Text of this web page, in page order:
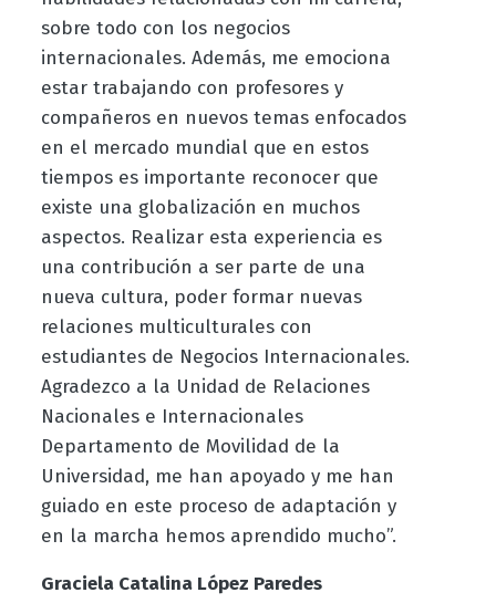
sobre todo con los negocios
internacionales. Además, me emociona
estar trabajando con profesores y
compañeros en nuevos temas enfocados
en el mercado mundial que en estos
tiempos es importante reconocer que
existe una globalización en muchos
aspectos. Realizar esta experiencia es
una contribución a ser parte de una
nueva cultura, poder formar nuevas
relaciones multiculturales con
estudiantes de Negocios Internacionales.
Agradezco a la Unidad de Relaciones
Nacionales e Internacionales
Departamento de Movilidad de la
Universidad, me han apoyado y me han
guiado en este proceso de adaptación y
en la marcha hemos aprendido mucho”.
Graciela Catalina López Paredes